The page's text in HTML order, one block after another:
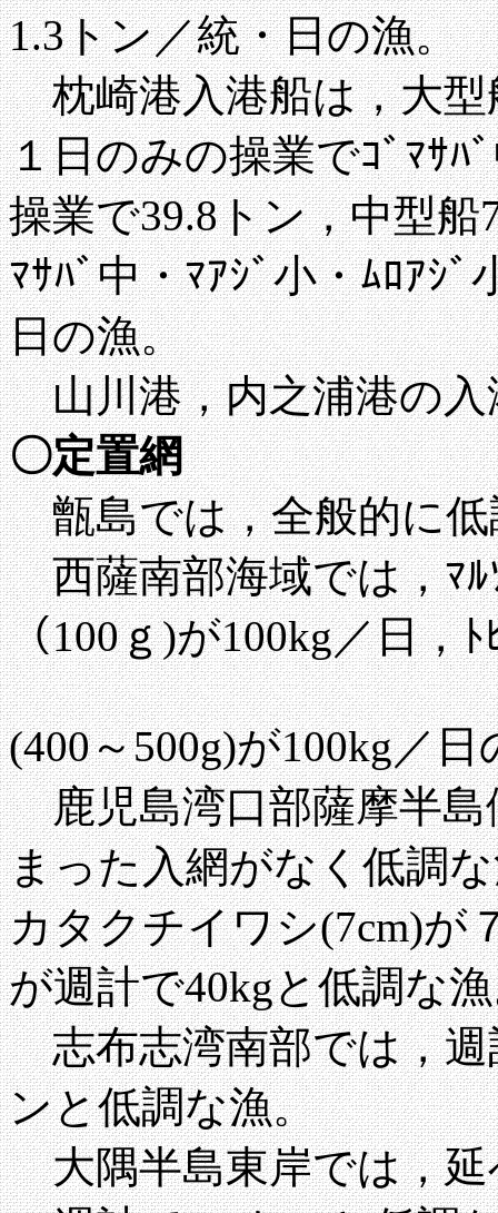
1.3トン／統・日の漁。
枕崎港入港船は，大型
１日のみの操業でｺﾞﾏｻﾊ
操業で39.8トン，中型
ﾏｻﾊﾞ中・ﾏｱｼﾞ小・ﾑﾛｱｼ
日の漁。
山川港，内之浦港の入
〇定置網
甑島では，全般的に
西薩南部海域では，ﾏﾙ
（100ｇ)が100kg／日
(400～500g)が100kg／日
鹿児島湾口部薩摩半島
まった入網がなく低調
カタクチイワシ(7cm)が
が週計で40kgと低調な
志布志湾南部では，週
ンと低調な漁。
大隅半島東岸では，延